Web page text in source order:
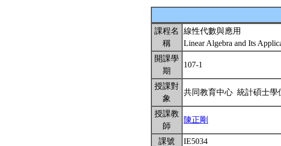
課程名
稱
線性代數與應用
Linear Algebra and Its
開課學
期
107-1
授課對
象
共同教育中心 統計碩士學
授課教
師
陳正剛
課號
IE5034